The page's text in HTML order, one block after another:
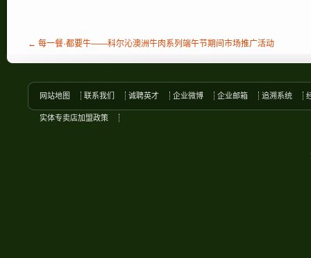
← 每一餐·都要牛——科尔沁澳洲牛肉系列端午节期间市场推广活动
网站地图 联系我们 诚聘英才 企业微博 企业邮箱 追溯系统
实体专卖店加盟政策